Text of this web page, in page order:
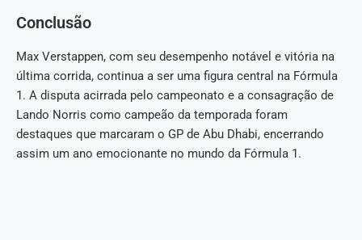
Conclusão
Max Verstappen, com seu desempenho notável e vitória na
última corrida, continua a ser uma figura central na Fórmula
1. A disputa acirrada pelo campeonato e a consagração de
Lando Norris como campeão da temporada foram
destaques que marcaram o GP de Abu Dhabi, encerrando
assim um ano emocionante no mundo da Fórmula 1.